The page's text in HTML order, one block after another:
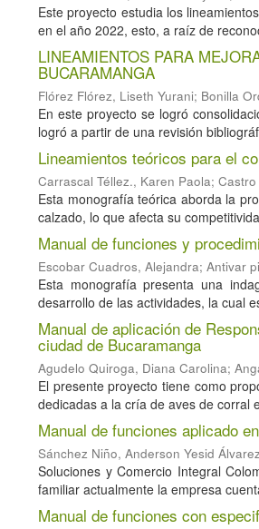
Este proyecto estudia los
en el año 2022, esto, a raíz de
LINEAMIENTOS PARA
BUCARAMANGA
Flórez Flórez, Liseth Yurani; Bonilla
En este proyecto se logró
logró a partir de una revisión
Lineamientos teóricos para el
Carrascal Téllez., Karen Paola;
Esta monografía teórica aborda la
calzado, lo que afecta su
Manual de funciones y
Escobar Cuadros, Alejandra; Antivar
Esta monografía presenta una
desarrollo de las actividades, la cual
Manual de aplicación de
ciudad de Bucaramanga
Agudelo Quiroga, Diana Carolina;
El presente proyecto tiene como
dedicadas a la cría de aves de corral
Manual de funciones aplicado
Sánchez Niño, Anderson Yesid
Soluciones y Comercio Integral
familiar actualmente la empresa
Manual de funciones con